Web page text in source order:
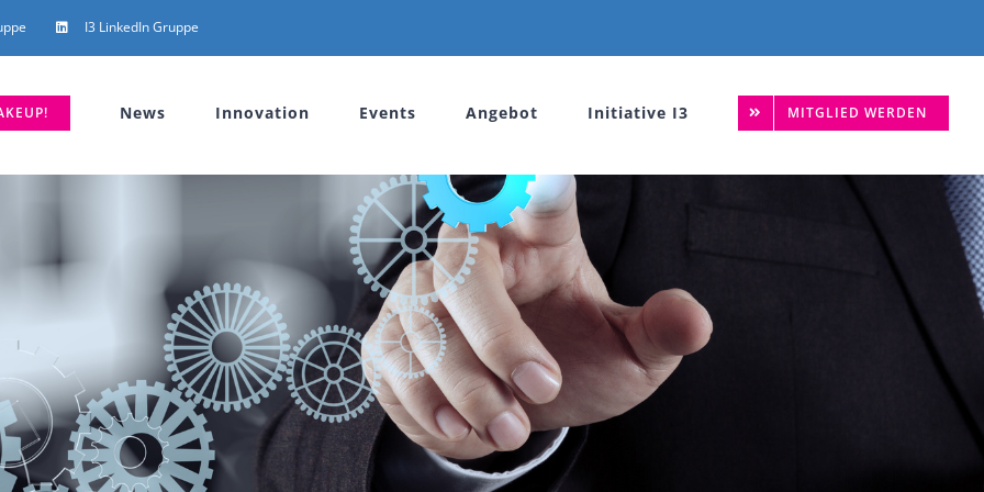
I3 LinkedIn Gruppe
News Innovation Events Angebot Initiative I3 MITGLIED WERDEN